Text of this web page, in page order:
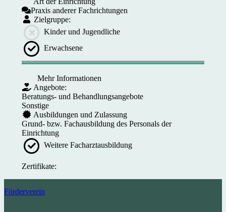
Praxis anderer Fachrichtungen
Zielgruppe:
Kinder und Jugendliche
Erwachsene
Mehr Informationen
Angebote:
Beratungs- und Behandlungsangebote
Sonstige
Ausbildungen und Zulassung
Grund- bzw. Fachausbildung des Personals der
Einrichtung
Weitere Facharztausbildung
Zertifikate:
Förderverein